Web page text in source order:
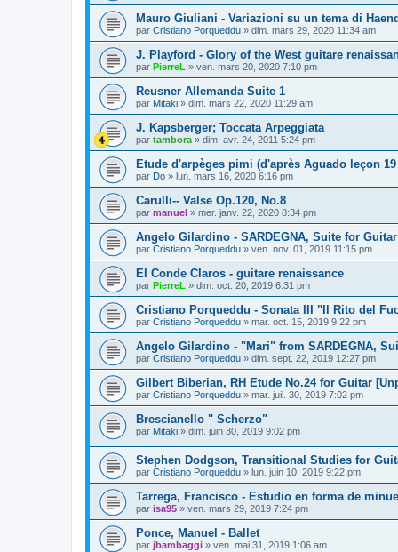
Mauro Giuliani - Variazioni su un tema di
par Cristiano Porqueddu » dim. mars 29, 2020 11:34 am
J. Playford - Glory of the West guitare
par PierreL » ven. mars 20, 2020 7:10 pm
Reusner Allemanda Suite 1
par Mitaki » dim. mars 22, 2020 11:29 am
J. Kapsberger; Toccata Arpeggiata
par tambora » dim. avr. 24, 2011 5:24 pm
Etude d'arpèges pimi (d'après Aguado leçon
par Do » lun. mars 16, 2020 6:16 pm
Carulli-- Valse Op.120, No.8
par manuel » mer. janv. 22, 2020 8:34 pm
Angelo Gilardino - SARDEGNA, Suite for Guitar
par Cristiano Porqueddu » ven. nov. 01, 2019 11:15 pm
El Conde Claros - guitare renaissance
par PierreL » dim. oct. 20, 2019 6:31 pm
Cristiano Porqueddu - Sonata III "Il Rito del
par Cristiano Porqueddu » mar. oct. 15, 2019 9:22 pm
Angelo Gilardino - "Mari" from SARDEGNA,
par Cristiano Porqueddu » dim. sept. 22, 2019 12:27 pm
Gilbert Biberian, RH Etude No.24 for Guitar
par Cristiano Porqueddu » mar. juil. 30, 2019 7:02 pm
Brescianello " Scherzo"
par Mitaki » dim. juin 30, 2019 9:02 pm
Stephen Dodgson, Transitional Studies for
par Cristiano Porqueddu » lun. juin 10, 2019 9:22 pm
Tarrega, Francisco - Estudio en forma de
par isa95 » ven. mars 29, 2019 7:24 pm
Ponce, Manuel - Ballet
par jbambaggi » ven. mai 31, 2019 1:06 am